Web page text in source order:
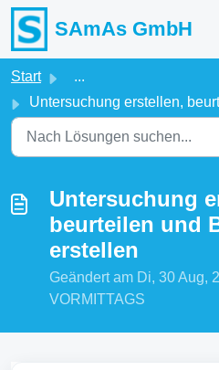
Zum hauptsächlichen Inhalt
SAmAs GmbH
Start
...
Untersuchung erstellen,
Untersuchung
beurteilen und
erstellen
Geändert am Di, 30 Aug,
VORMITTAGS